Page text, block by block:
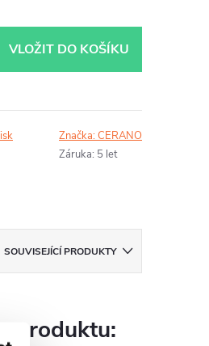
VLOŽIT DO KOŠÍKU
Značka:CERANO
Záruka: 5 let
SOUVISEJÍCÍ PRODUKTY
produktu: